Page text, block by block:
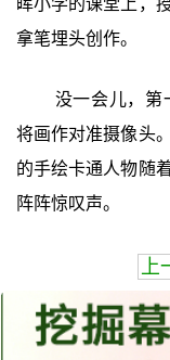
晖小学的课堂上，
拿笔埋头创作。
没一会儿，第
将画作对准摄像头
的手绘卡通人物随
阵阵惊叹声。